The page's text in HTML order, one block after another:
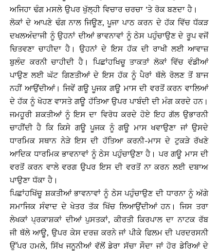
ਅਜਿਹਾ ਢੰਗ ਮਸਲੇ ਉਪਰ ਖੁੱਲ੍ਹੀ ਵਿਚਾਰ ਚਰਚਾ ’ਤੇ ਰੋਕ ਬਣਦਾ ਹੈ।
ਲੋਕਾਂ ਦੇ ਆਪਣੇ ਢੰਗ ਨਾਲ ਜਿਊਣ, ਪੂਜਾ ਪਾਠ ਕਰਨ ਦੇ ਹੱਕ ਵਿੱਚ ਧੱਕੜ
ਦਖਲਅੰਦਾਜੀ ਨੂੰ ਉਹਨਾਂ ਦੀਆਂ ਭਾਵਨਾਵਾਂ ਨੂੰ ਠੇਸ ਪਹੁੰਚਾਉਣ ਦੇ ਰੂਪ ਵਜੋਂ
ਚਿਤਵਣਾ ਚਾਹੀਦਾ ਹੈ। ਉਹਨਾਂ ਦੇ ਇਸ ਹੱਕ ਦੀ ਰਾਖੀ ਲਈ ਆਵਾਜ਼
ਬੁਲੰਦ ਕਰਨੀ ਚਾਹੀਦੀ ਹੈ। ਪਿਛਾਂਹਖਿਚੂ ਤਾਕਤਾਂ ਲੋਕਾਂ ਵਿੱਚ ਵੰਡੀਆਂ
ਪਾਉਣ ਲਈ ਘੱਟ ਗਿਣਤੀਆਂ ਦੇ ਇਸ ਹੱਕ ਨੂੰ ਪੈਰਾਂ ਥੱਲੇ ਰੋਲਣ ਤੋਂ ਬਾਜ
ਨਹੀਂ ਆਉਂਦੀਆਂ। ਜਿਵੇਂ ਗਊ ਪੂਜਕ ਗਊ ਮਾਸ ਦੀ ਵਰਤੋਂ ਕਰਨ ਵਾਲਿਆਂ
ਦੇ ਹੱਕ ਨੂੰ ਖੋਹਣ ਵਾਸਤੇ ਗਊ ਹੱਤਿਆ ਉਪਰ ਪਾਬੰਦੀ ਦੀ ਮੰਗ ਕਰਦੇ ਹਨ।
ਜਮਹੂਰੀ ਸ਼ਕਤੀਆਂ ਨੂੰ ਇਸ ਦਾ ਵਿਰੋਧ ਕਰਦੇ ਹੋਏ ਇਹ ਗੱਲ ਉਭਾਰਨੀ
ਚਾਹੀਂਦੀ ਹੈ ਕਿ ਕਿਸੇ ਗਊ ਪੂਜਕ ਨੂੰ ਗਊ ਮਾਸ ਖਵਾਉਣਾ ਜਾਂ ਉਸਦੇ
ਧਾਰਮਿਕ ਸਥਾਨ ਨੇੜੇ ਇਸ ਦੀ ਹੱਤਿਆ ਕਰਨੀ-ਮਾਸ ਦੇ ਟੁਕੜੇ ਰੱਖਣੇ
ਆਦਿਕ ਧਾਰਮਿਕ ਭਾਵਨਾਵਾਂ ਨੂੰ ਠੇਸ ਪਹੁੰਚਾਉਣਾ ਹੈ। ਪਰ ਗਊ ਮਾਸ ਦੀ
ਵਰਤੋਂ ਕਰਨ ਵਾਲੇ ਵਰਗ ਉਪਰ ਇਸ ਦੀ ਵਰਤੋਂ ਨਾ ਕਰਨ ਲਈ ਦਬਾਅ
ਪਾਉਣਾ ਧੱਕਾ ਹੈ।
ਪਿਛਾਂਹਖਿੱਚੂ ਸ਼ਕਤੀਆਂ ਭਾਵਨਾਵਾਂ ਨੂੰ ਠੇਸ ਪਹੁੰਚਾਉਣ ਦੀ ਧਾਰਨਾ ਨੂੰ ਅੱਗੇ
ਸਮਾਜਿਕ ਸੰਵਾਦ ਦੇ ਖੇਤਰ ਤੱਕ ਖਿੱਚ ਲਿਆਉਂਦੀਆਂ ਹਨ। ਜਿਸ ਤਰਾ
ਲੇਖਕਾਂ ਪ੍ਰਕਾਸ਼ਕਾਂ ਦੀਆਂ ਪੁਸਤਕਾਂ, ਕੀਰਤੀ ਕਿਰਪਾਲ ਦਾ ਨਾਟਕ ਰੱਬ
ਜੀ ਥੱਲੇ ਆਊ, ਉਪਰ ਕੇਸ ਦਰਜ਼ ਕਰਨੇ ਜਾਂ ਪੀਕੇ ਫਿਲਮ ਦੀ ਪਰਦਰਸਨੀ
ਉੱਪਰ ਹਮਲੇ, ਸਿੱਖ ਜਨੂਨੀਆਂ ਵੱਲੋਂ ਡੇਰਾ ਸੱਚਾ ਸੌਦਾ ਜਾਂ ਹੋਰ ਡੇਰਿਆਂ ਦੇ